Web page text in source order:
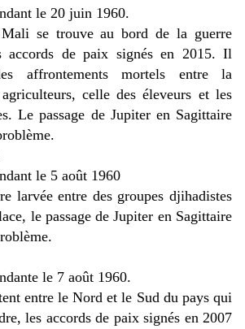
le 20 juin 1960.
se trouve au bord de la guerre
accords de paix signés en 2015. Il
affrontements mortels entre la
celle des éleveurs et les
Le passage de Jupiter en Sagittaire
le 5 août 1960
larvée entre des groupes djihadistes
le passage de Jupiter en Sagittaire
le 7 août 1960.
entre le Nord et le Sud du pays qui
les accords de paix signés en 2007